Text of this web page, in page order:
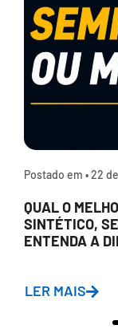
Postado em •22
QUAL O
SINTÉTICO,
ENTENDA A
LER MAIS